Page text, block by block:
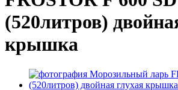
(520литров)
крышка